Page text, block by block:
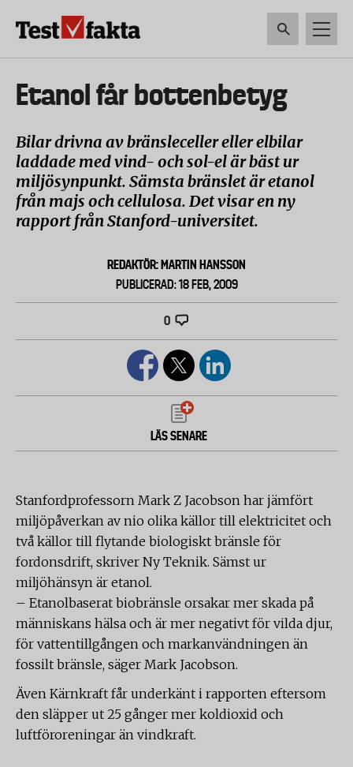
Huvudmeny
ny
TEKNIK
Etanol får bottenbetyg
Bilar drivna av bränsleceller eller elbilar
laddade med vind- och sol-el är bäst ur
miljösynpunkt. Sämsta bränslet är etanol
från majs och cellulosa. Det visar en ny
rapport från Stanford-universitet.
REDAKTÖR: MARTIN HANSSON
PUBLICERAD: 18 FEB, 2009
0
LÄS SENARE
Stanfordprofessorn Mark Z Jacobson har jämfört
miljöpåverkan av nio olika källor till elektricitet och
två källor till flytande biologiskt bränsle för
fordonsdrift, skriver Ny Teknik. Sämst ur
miljöhänsyn är etanol.
– Etanolbaserat biobränsle orsakar mer skada på
människans hälsa och är mer negativt för vilda djur,
för vattentillgången och markanvändningen än
fossilt bränsle, säger Mark Jacobson.
Även Kärnkraft får underkänt i rapporten eftersom
den släpper ut 25 gånger mer koldioxid och
luftföroreningar än vindkraft.